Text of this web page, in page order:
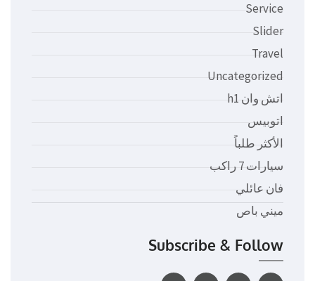
Service
Slider
Travel
Uncategorized
اتش وان h1
اتوبيس
الأكثر طلباً
سيارات 7 راكب
فان عائلي
ميني باص
Subscribe & Follow